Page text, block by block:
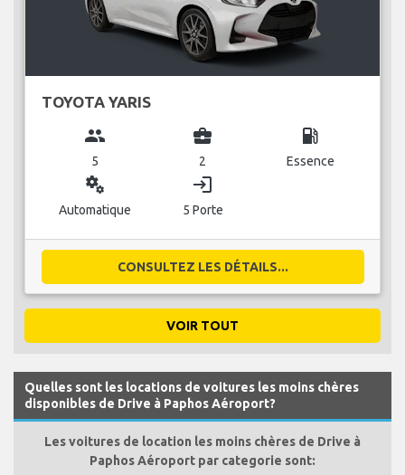
TOYOTA YARIS
group
5
business_center
2
local_gas_station
Essence
miscellaneous_services
Automatique
login
5 Porte
CONSULTEZ LES DÉTAILS...
VOIR TOUT
Quelles sont les locations de voitures les moins chères
disponibles de Drive à Paphos Aéroport?
Les voitures de location les moins chères de Drive à
Paphos Aéroport par categorie sont: